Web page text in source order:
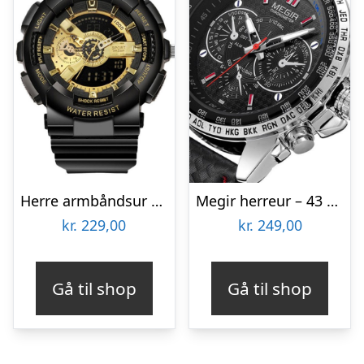
Herre armbåndsur – Inka luxury sport
kr. 229,00
Gå til shop
Megir herreur – 43 mm
kr. 249,00
Gå til shop